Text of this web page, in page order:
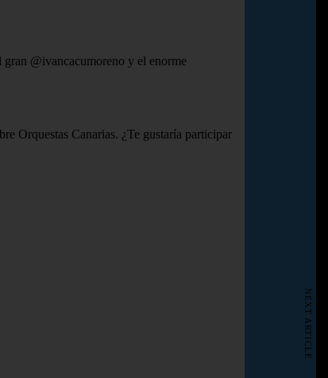
gran @ivancacumoreno y el enorme
Orquestas Canarias. ¿Te gustaría participar
NEXT ARTICLE